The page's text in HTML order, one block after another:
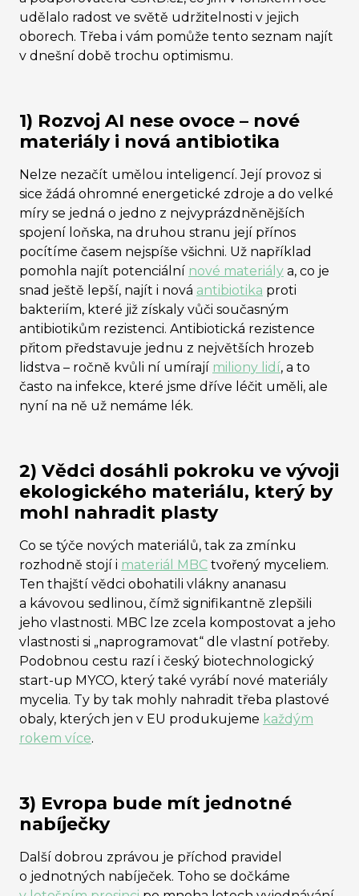
udělalo radost ve světě udržitelnosti v jejich
oborech. Třeba i vám pomůže tento seznam najít
v dnešní době trochu optimismu.
1) Rozvoj AI nese ovoce – nové
materiály i nová antibiotika
Nelze nezačít umělou inteligencí. Její provoz si
sice žádá ohromné energetické zdroje a do velké
míry se jedná o jedno z nejvyprázdněnějších
spojení loňska, na druhou stranu její přínos
pocítíme časem nejspíše všichni. Už například
pomohla najít potenciální nové materiály a, co je
snad ještě lepší, najít i nová antibiotika proti
bakteriím, které již získaly vůči současným
antibiotikům rezistenci. Antibiotická rezistence
přitom představuje jednu z největších hrozeb
lidstva – ročně kvůli ní umírají miliony lidí, a to
často na infekce, které jsme dříve léčit uměli, ale
nyní na ně už nemáme lék.
2) Vědci dosáhli pokroku ve vývoji
ekologického materiálu, který by
mohl nahradit plasty
Co se týče nových materiálů, tak za zmínku
rozhodně stojí i materiál MBC tvořený myceliem.
Ten thajští vědci obohatili vlákny ananasu
a kávovou sedlinou, čímž signifikantně zlepšili
jeho vlastnosti. MBC lze zcela kompostovat a jeho
vlastnosti si „naprogramovat“ dle vlastní potřeby.
Podobnou cestu razí i český biotechnologický
start-up MYCO, který také vyrábí nové materiály
mycelia. Ty by tak mohly nahradit třeba plastové
obaly, kterých jen v EU produkujeme každým
rokem více.
3) Evropa bude mít jednotné
nabíječky
Další dobrou zprávou je příchod pravidel
o jednotných nabíječek. Toho se dočkáme